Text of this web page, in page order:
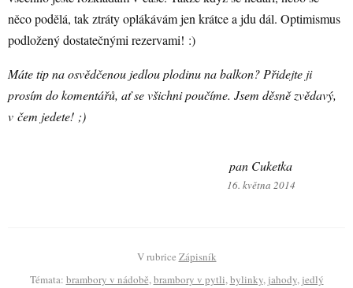
něco podělá, tak ztráty oplákávám jen krátce a jdu dál. Optimismus
podložený dostatečnými rezervami! :)
Máte tip na osvědčenou jedlou plodinu na balkon? Přidejte ji
prosím do komentářů, ať se všichni poučíme. Jsem děsně zvědavý,
v čem jedete! ;)
pan Cuketka
16. května 2014
V rubrice Zápisník
Témata: brambory v nádobě, brambory v pytli, bylinky, jahody, jedlý